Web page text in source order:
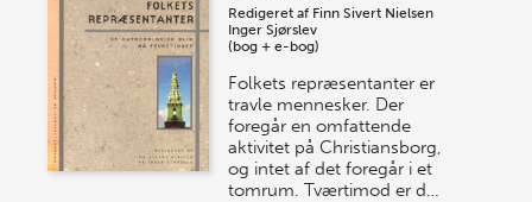
Redigeret af Finn Sivert Nielsen
Inger Sjørslev
(bog + e-bog)
Folkets repræsentanter er
travle mennesker. Der
foregår en omfattende
aktivitet på Christiansborg,
og intet af det foregår i et
tomrum. Tværtimod er d…